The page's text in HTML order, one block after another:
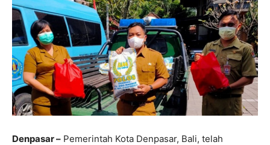
Denpasar – Pemerintah Kota Denpasar, Bali, telah